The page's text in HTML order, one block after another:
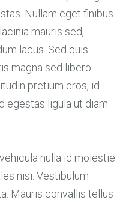
Nullam eget finibus
mauris sed,
lacus. Sed quis
magna sed libero
pretium eros, id
egestas ligula ut diam
nulla id molestie
nisi. Vestibulum
Mauris convallis tellus